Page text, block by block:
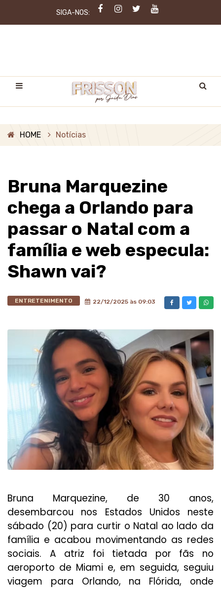
SIGA-NOS:
HOME Notícias
Bruna Marquezine
chega a Orlando para
passar o Natal com a
família e web especula:
Shawn vai?
ENTRETENIMENTO 22/12/2025 às 09:03
Bruna Marquezine, de 30 anos,
desembarcou nos Estados Unidos neste
sábado (20) para curtir o Natal ao lado da
família e acabou movimentando as redes
sociais. A atriz foi tietada por fãs no
aeroporto de Miami e, em seguida, seguiu
viagem para Orlando, na Flórida, onde